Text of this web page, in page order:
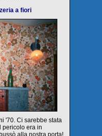
a fiori
'70. Ci sarebbe stata
pericolo era in
alla nostra porta!